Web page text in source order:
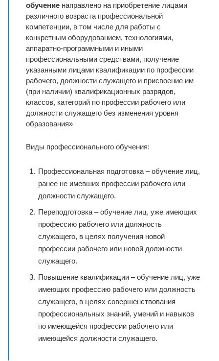
обучение направлено на приобретение лицами
различного возраста профессиональной
компетенции, в том числе для работы с
конкретным оборудованием, технологиями,
аппаратно-программными и иными
профессиональными средствами, получение
указанными лицами квалификации по профессии
рабочего, должности служащего и присвоение им
(при наличии) квалификационных разрядов,
классов, категорий по профессии рабочего или
должности служащего без изменения уровня
образования»
Виды профессионального обучения:
Профессиональная подготовка – обучение лиц,
ранее не имевших профессии рабочего или
должности служащего.
Переподготовка – обучение лиц, уже имеющих
профессию рабочего или должность
служащего, в целях получения новой
профессии рабочего или новой должности
служащего.
Повышение квалификации – обучение лиц, уже
имеющих профессию рабочего или должность
служащего, в целях совершенствования
профессиональных знаний, умений и навыков
по имеющейся профессии рабочего или
имеющейся должности служащего.